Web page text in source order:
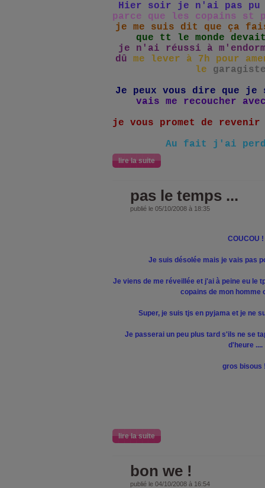
Hier soir je n'ai pas pu
parce que les copains
st
je me suis dit que ça
que tt le monde
je n'ai réussi à
dû me lever à 7h pour
le
Je peux vous dire que
vais me recoucher
je vous promet de
Au fait j'ai
lire la suite
pas le temps ...
publié le 05/10/2008 à 18:35
COUCOU !
Je suis désolée mais je vais pas
Je viens de me réveillée et j'ai à peine eu le
copains de mon homme
Super, je suis tjs en pyjama et je ne
Je passerai un peu plus tard s'ils ne se
d'heure ....
gros bisous
lire la suite
bon we !
publié le 04/10/2008 à 16:54